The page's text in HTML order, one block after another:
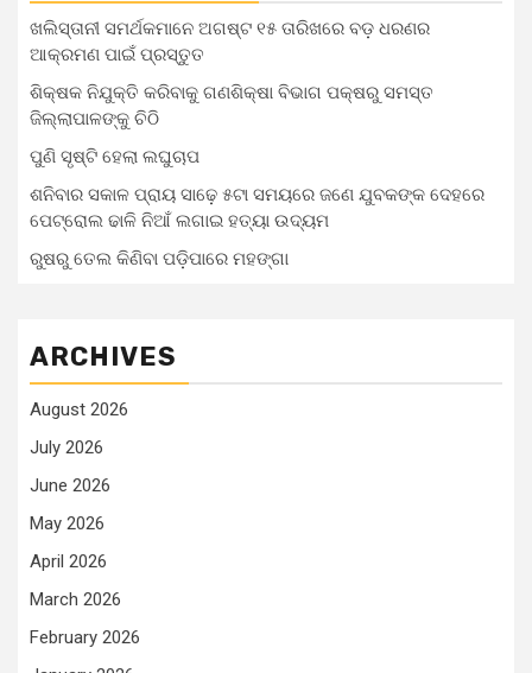
ଖଲିସ୍ତାନୀ ସମର୍ଥକମାନେ ଅଗଷ୍ଟ ୧୫ ତାରିଖରେ ବଡ଼ ଧରଣର
ଆକ୍ରମଣ ପାଇଁ ପ୍ରସ୍ତୁତ
ଶିକ୍ଷକ ନିଯୁକ୍ତି କରିବାକୁ ଗଣଶିକ୍ଷା ବିଭାଗ ପକ୍ଷରୁ ସମସ୍ତ
ଜିଲ୍ଲାପାଳଙ୍କୁ ଚିଠି
ପୁଣି ସୃଷ୍ଟି ହେଲା ଲଘୁଚାପ
ଶନିବାର ସକାଳ ପ୍ରାୟ ସାଢ଼େ ୫ଟା ସମୟରେ ଜଣେ ଯୁବକଙ୍କ ଦେହରେ
ପେଟ୍ରୋଲ ଢାଳି ନିଆଁ ଲଗାଇ ହତ୍ୟା ଉଦ୍ୟମ
ରୁଷରୁ ତେଲ କିଣିବା ପଡ଼ିପାରେ ମହଙ୍ଗା
ARCHIVES
August 2026
July 2026
June 2026
May 2026
April 2026
March 2026
February 2026